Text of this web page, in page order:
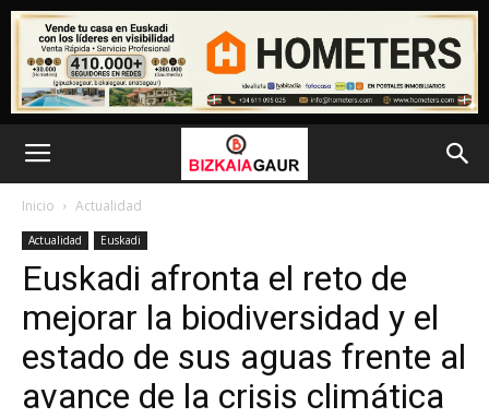
Inicio Actualidad
Actualidad Euskadi
Euskadi afronta el reto de
mejorar la biodiversidad y el
estado de sus aguas frente al
avance de la crisis climática